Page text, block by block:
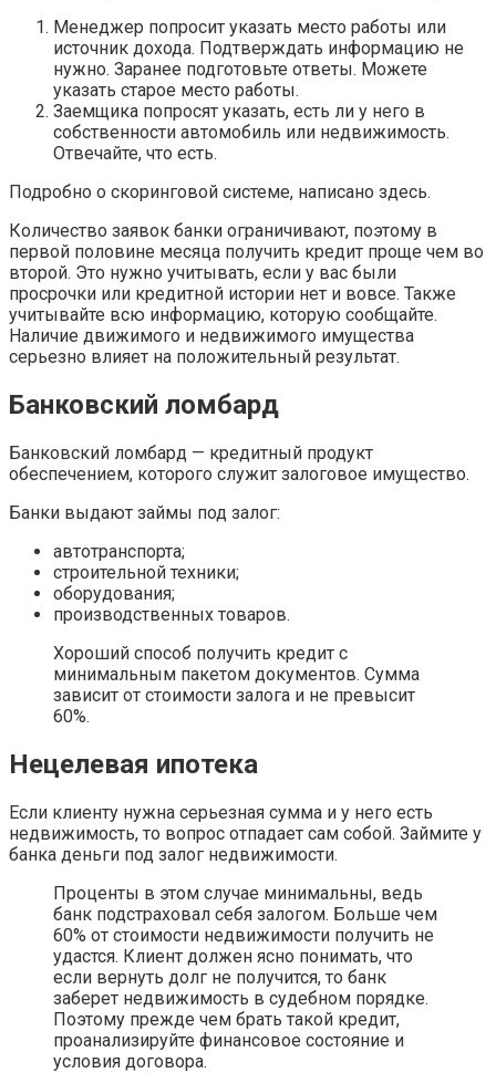
Менеджер попросит указать место работы или
источник дохода. Подтверждать информацию не
нужно. Заранее подготовьте ответы. Можете
указать старое место работы.
Заемщика попросят указать, есть ли у него в
собственности автомобиль или недвижимость.
Отвечайте, что есть.
Подробно о скоринговой системе, написано здесь.
Количество заявок банки ограничивают, поэтому в
первой половине месяца получить кредит проще чем во
второй. Это нужно учитывать, если у вас были
просрочки или кредитной истории нет и вовсе. Также
учитывайте всю информацию, которую сообщайте.
Наличие движимого и недвижимого имущества
серьезно влияет на положительный результат.
Банковский ломбард
Банковский ломбард — кредитный продукт
обеспечением, которого служит залоговое имущество.
Банки выдают займы под залог:
автотранспорта;
строительной техники;
оборудования;
производственных товаров.
Хороший способ получить кредит с
минимальным пакетом документов. Сумма
зависит от стоимости залога и не превысит
60%.
Нецелевая ипотека
Если клиенту нужна серьезная сумма и у него есть
недвижимость, то вопрос отпадает сам собой. Займите у
банка деньги под залог недвижимости.
Проценты в этом случае минимальны, ведь
банк подстраховал себя залогом. Больше чем
60% от стоимости недвижимости получить не
удастся. Клиент должен ясно понимать, что
если вернуть долг не получится, то банк
заберет недвижимость в судебном порядке.
Поэтому прежде чем брать такой кредит,
проанализируйте финансовое состояние и
условия договора.